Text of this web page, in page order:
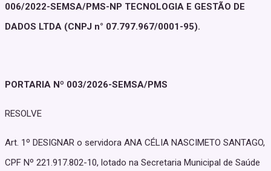
006/2022-SEMSA/PMS-NP TECNOLOGIA E GESTÃO DE
DADOS LTDA (CNPJ n° 07.797.967/0001-95).
PORTARIA Nº 003/2026-SEMSA/PMS
RESOLVE
Art. 1º DESIGNAR o servidora ANA CÉLIA NASCIMETO SANTAGO,
CPF Nº 221.917.802-10, lotado na Secretaria Municipal de Saúde